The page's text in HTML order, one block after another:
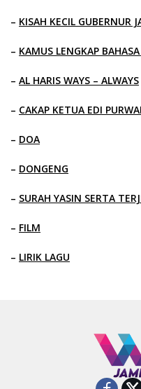
– KISAH KECIL GUBERNUR
– KAMUS LENGKAP
– AL HARIS WAYS – ALWAYS
– CAKAP KETUA EDI
– DOA
– DONGENG
– SURAH YASIN SERTA
– FILM
– LIRIK LAGU